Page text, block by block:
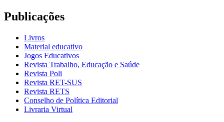
Publicações
Livros
Material educativo
Jogos Educativos
Revista Trabalho, Educação e Saúde
Revista Poli
Revista RET-SUS
Revista RETS
Conselho de Política Editorial
Livraria Virtual